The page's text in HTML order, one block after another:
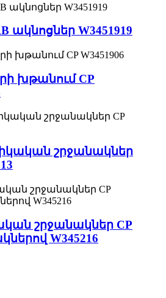
ակնոցներ W3451919
խթանում CP
շրջանակներ
շրջանակներ CP
W345216